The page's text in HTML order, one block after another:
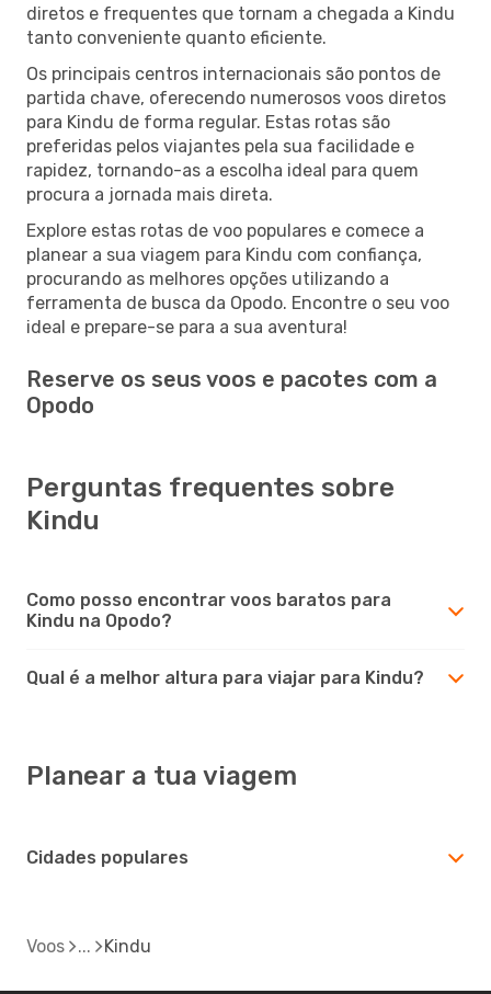
diretos e frequentes que tornam a chegada a Kindu
tanto conveniente quanto eficiente.
Os principais centros internacionais são pontos de
partida chave, oferecendo numerosos voos diretos
para Kindu de forma regular. Estas rotas são
preferidas pelos viajantes pela sua facilidade e
rapidez, tornando-as a escolha ideal para quem
procura a jornada mais direta.
Explore estas rotas de voo populares e comece a
planear a sua viagem para Kindu com confiança,
procurando as melhores opções utilizando a
ferramenta de busca da Opodo. Encontre o seu voo
ideal e prepare-se para a sua aventura!
Reserve os seus voos e pacotes com a
Opodo
Perguntas frequentes sobre
Kindu
Como posso encontrar voos baratos para
Kindu na Opodo?
Qual é a melhor altura para viajar para Kindu?
Planear a tua viagem
Cidades populares
Voos Kindu